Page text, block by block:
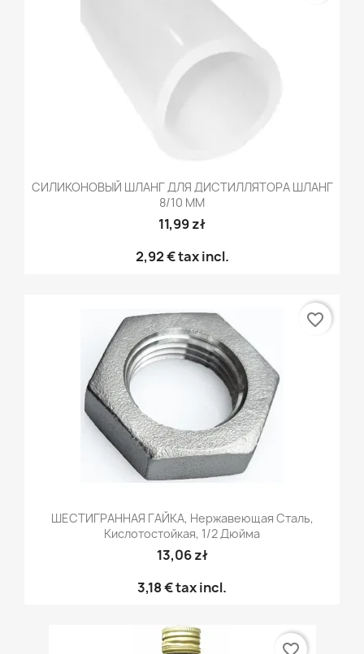
СИЛИКОНОВЫЙ ШЛАНГ ДЛЯ ДИСТИЛЛЯТОРА ШЛАНГ
8/10 ММ
11,99 zł
2,92 €tax incl.
ШЕСТИГРАННАЯ ГАЙКА, Нержавеющая Сталь,
Кислотостойкая, 1/2 Дюйма
13,06 zł
3,18 €tax incl.
favorite_border
favorite_border